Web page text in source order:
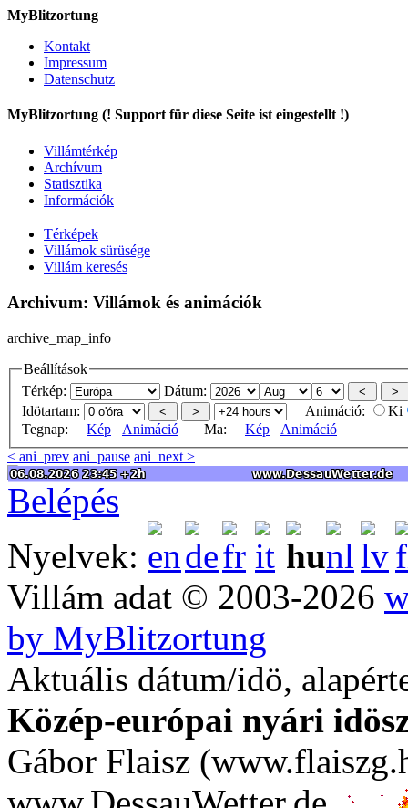
MyBlitzortung
Kontakt
Impressum
Datenschutz
MyBlitzortung (! Support für diese Seite ist eingestellt !)
Villámtérkép
Archívum
Statisztika
Információk
Térképek
Villámok sürüsége
Villám keresés
Archivum: Villámok és animációk
archive_map_info
Beállítások
Térkép:
Dátum:
Idötartam:
Animáció:
Ki
Tegnap:
Kép Animáció Ma: Kép
Animáció
< ani_prev ani_pause ani_next >
Belépés
Nyelvek:
Villám adat © 2003-2026
by MyBlitzortung
Aktuális dátum/idö,
Közép-európai nyári
Gábor Flaisz